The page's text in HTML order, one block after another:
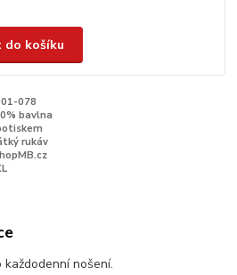
do košíku
078
bavlna
rukáv
nošení.